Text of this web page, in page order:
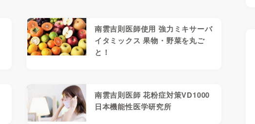
南雲吉則医師使用 強力ミキサーバ
イタミックス 果物・野菜を丸ご
と！
南雲吉則医師 花粉症対策VD1000
日本機能性医学研究所